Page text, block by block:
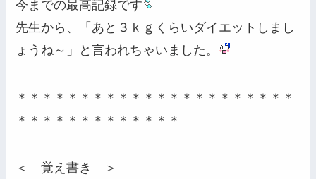
今までの最高記録です
先生から、「あと３ｋｇくらいダイエットしまし
ょうね～」と言われちゃいました。
＊＊＊＊＊＊＊＊＊＊＊＊＊＊＊＊＊＊＊＊＊＊
＊＊＊＊＊＊＊＊＊＊＊＊＊
＜ 覚え書き ＞